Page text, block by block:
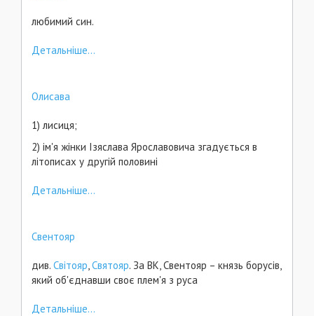
любимий син.
Детальніше...
Олисава
1) лисиця;
2) ім'я жінки Ізяслава Ярославовича згадується в
літописах у другій половині
Детальніше...
Свентояр
див. Світояр,Святояр. За ВК, Свентояр – князь борусів,
який об'єднавши своє плем'я з руса
Детальніше...